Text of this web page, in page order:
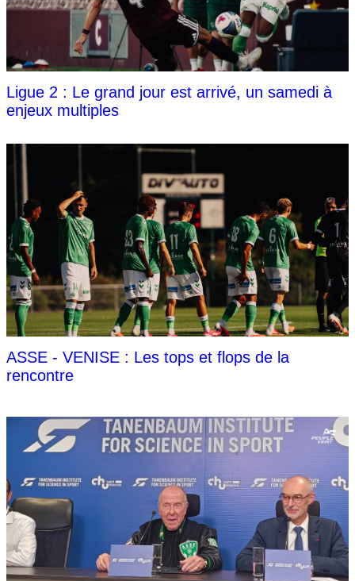
Ligue 2 : Le grand jour est arrivé, un samedi à
enjeux multiples
ASSE - VENISE : Les tops et flops de la
rencontre